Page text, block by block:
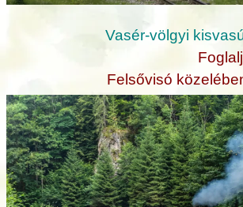
Vasér-völgyi
Felsővisó